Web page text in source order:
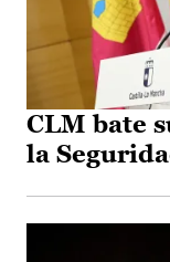
CLM bate
la